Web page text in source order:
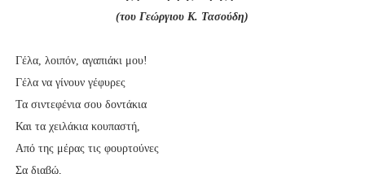
(του Γεώργιου Κ. Τασούδη)
Γέλα, λοιπόν, αγαπιάκι μου!
Γέλα να γίνουν γέφυρες
Τα σιντεφένια σου δοντάκια
Και τα χειλάκια κουπαστή,
Από της μέρας τις φουρτούνες
Σα διαβώ,